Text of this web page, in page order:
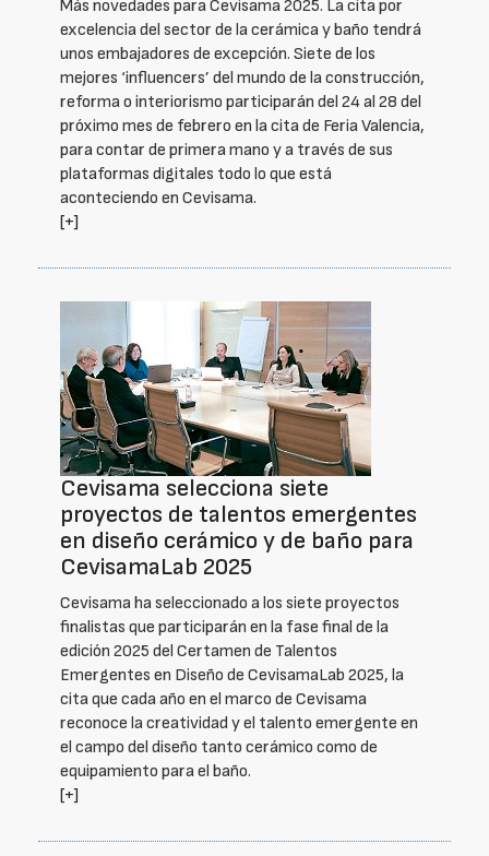
Más novedades para Cevisama 2025. La cita por
excelencia del sector de la cerámica y baño tendrá
unos embajadores de excepción. Siete de los
mejores ‘influencers’ del mundo de la construcción,
reforma o interiorismo participarán del 24 al 28 del
próximo mes de febrero en la cita de Feria Valencia,
para contar de primera mano y a través de sus
plataformas digitales todo lo que está
aconteciendo en Cevisama.
[+]
Cevisama selecciona siete
proyectos de talentos emergentes
en diseño cerámico y de baño para
CevisamaLab 2025
Cevisama ha seleccionado a los siete proyectos
finalistas que participarán en la fase final de la
edición 2025 del Certamen de Talentos
Emergentes en Diseño de CevisamaLab 2025, la
cita que cada año en el marco de Cevisama
reconoce la creatividad y el talento emergente en
el campo del diseño tanto cerámico como de
equipamiento para el baño.
[+]